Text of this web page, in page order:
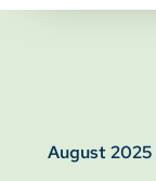
August 2025